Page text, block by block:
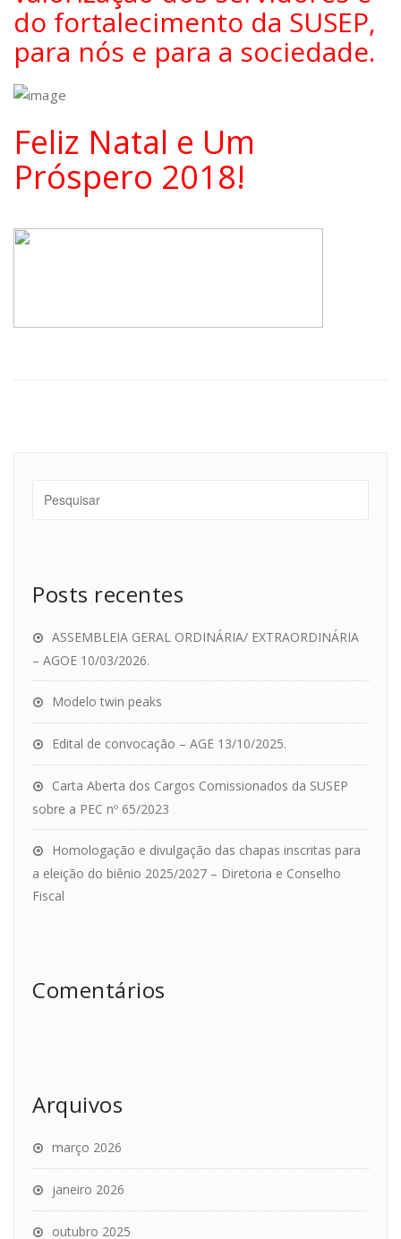
do fortalecimento da SUSEP,
para nós e para a sociedade.
Feliz Natal e Um
Próspero 2018!
Posts recentes
ASSEMBLEIA GERAL ORDINÁRIA/ EXTRAORDINÁRIA
– AGOE 10/03/2026.
Modelo twin peaks
Edital de convocação – AGE 13/10/2025.
Carta Aberta dos Cargos Comissionados da SUSEP
sobre a PEC nº 65/2023
Homologação e divulgação das chapas inscritas para
a eleição do biênio 2025/2027 – Diretoria e Conselho
Fiscal
Comentários
Arquivos
março 2026
janeiro 2026
outubro 2025